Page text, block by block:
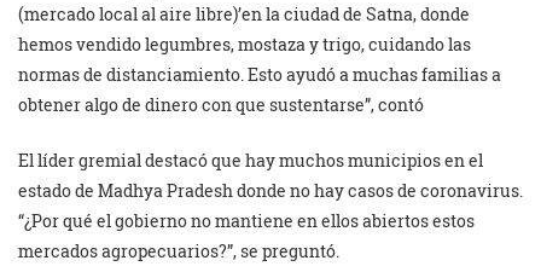
(mercado local al aire libre)’en la ciudad de Satna, donde
hemos vendido legumbres, mostaza y trigo, cuidando las
normas de distanciamiento. Esto ayudó a muchas familias a
obtener algo de dinero con que sustentarse”, contó
El líder gremial destacó que hay muchos municipios en el
estado de Madhya Pradesh donde no hay casos de coronavirus.
“¿Por qué el gobierno no mantiene en ellos abiertos estos
mercados agropecuarios?”, se preguntó.